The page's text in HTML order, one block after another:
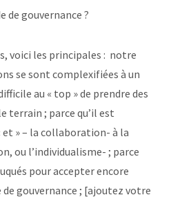
de gouvernance ?
voici les principales : notre
se sont complexifiées à un
au « top » de prendre des
terrain ; parce qu’il est
» – la collaboration- à la
ou l’individualisme- ; parce
pour accepter encore
gouvernance ; [ajoutez votre